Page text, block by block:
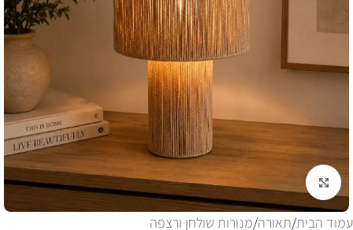
לחצו להגדלה
עמוד הבית/תאורה/מנורות שולחן ורצפה